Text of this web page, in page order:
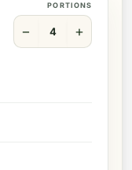
PORTIONS
− 4 +